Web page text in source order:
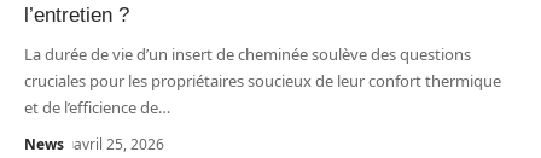
l’entretien ?
La durée de vie d’un insert de cheminée soulève des questions
cruciales pour les propriétaires soucieux de leur confort thermique
et de l’efficience de…
News avril 25, 2026